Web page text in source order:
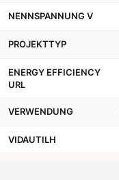
NENNSPANNUNG V
PROJEKTTYP
ENERGY EFFICIENCY
URL
VERWENDUNG
VIDAUTILH